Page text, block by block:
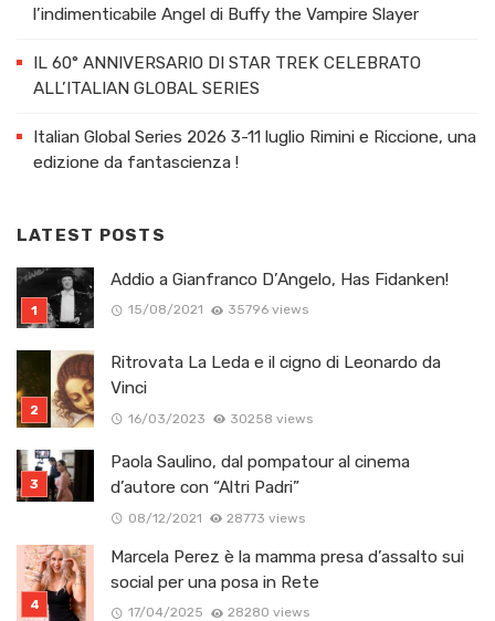
l’indimenticabile Angel di Buffy the Vampire Slayer
IL 60° ANNIVERSARIO DI STAR TREK CELEBRATO
ALL’ITALIAN GLOBAL SERIES
Italian Global Series 2026 3-11 luglio Rimini e Riccione, una
edizione da fantascienza !
LATEST POSTS
Addio a Gianfranco D’Angelo, Has Fidanken!
15/08/2021 35796 views
Ritrovata La Leda e il cigno di Leonardo da
Vinci
16/03/2023 30258 views
Paola Saulino, dal pompatour al cinema
d’autore con “Altri Padri”
08/12/2021 28773 views
Marcela Perez è la mamma presa d’assalto sui
social per una posa in Rete
17/04/2025 28280 views